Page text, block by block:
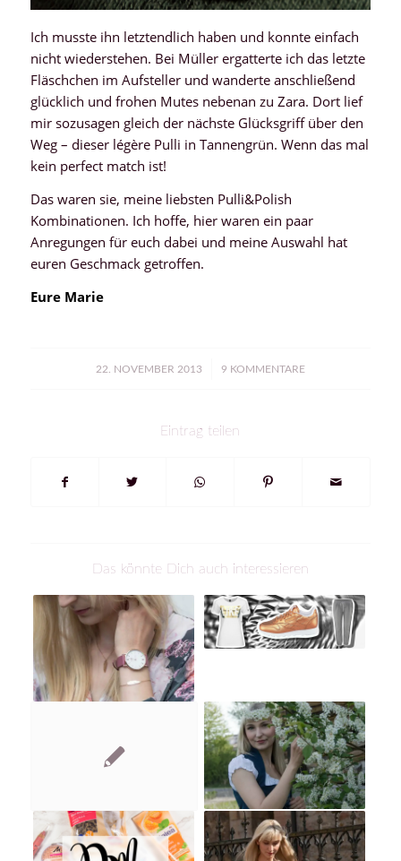
Ich musste ihn letztendlich haben und konnte einfach
nicht wiederstehen. Bei Müller ergatterte ich das letzte
Fläschchen im Aufsteller und wanderte anschließend
glücklich und frohen Mutes nebenan zu Zara. Dort lief
mir sozusagen gleich der nächste Glücksgriff über den
Weg – dieser légère Pulli in Tannengrün. Wenn das mal
kein perfect match ist!
Das waren sie, meine liebsten Pulli&Polish
Kombinationen. Ich hoffe, hier waren ein paar
Anregungen für euch dabei und meine Auswahl hat
euren Geschmack getroffen.
Eure Marie
22. NOVEMBER 2013
/ 9 KOMMENTARE
Eintrag teilen
Das könnte Dich auch interessieren